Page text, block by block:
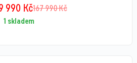
167 990Kč
990 Kč
1 skladem